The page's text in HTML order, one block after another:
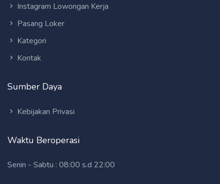
Instagram Lowongan Kerja
Pasang Loker
Kategori
Kontak
Sumber Daya
Kebijakan Privasi
Waktu Beroperasi
Senin - Sabtu : 08:00 s.d 22:00